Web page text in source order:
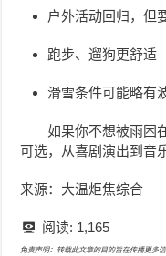
户外活动回归，但
跑步、遛狗更舒适
滑雪条件可能略有
如果你不想被雨困
可选，从喜剧演出到音
来源：大温炬焦综合
阅读: 1,165
免责声明：转载此文章的目的旨在传播更多